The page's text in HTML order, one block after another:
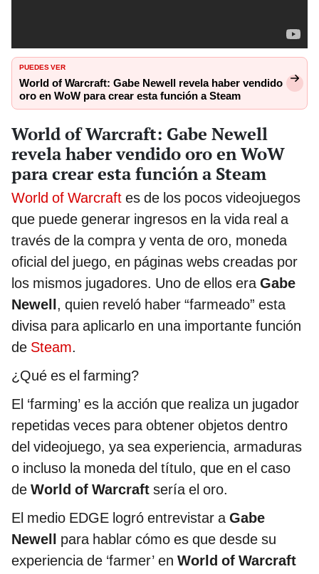
PUEDES VER
World of Warcraft: Gabe Newell revela haber vendido
oro en WoW para crear esta función a Steam
World of Warcraft: Gabe Newell
revela haber vendido oro en WoW
para crear esta función a Steam
World of Warcraft es de los pocos videojuegos
que puede generar ingresos en la vida real a
través de la compra y venta de oro, moneda
oficial del juego, en páginas webs creadas por
los mismos jugadores. Uno de ellos era Gabe
Newell, quien reveló haber “farmeado” esta
divisa para aplicarlo en una importante función
de Steam.
¿Qué es el farming?
El ‘farming’ es la acción que realiza un jugador
repetidas veces para obtener objetos dentro
del videojuego, ya sea experiencia, armaduras
o incluso la moneda del título, que en el caso
de World of Warcraft sería el oro.
El medio EDGE logró entrevistar a Gabe
Newell para hablar cómo es que desde su
experiencia de ‘farmer’ en World of Warcraft